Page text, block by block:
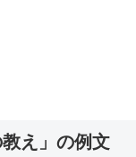
教え」の例文